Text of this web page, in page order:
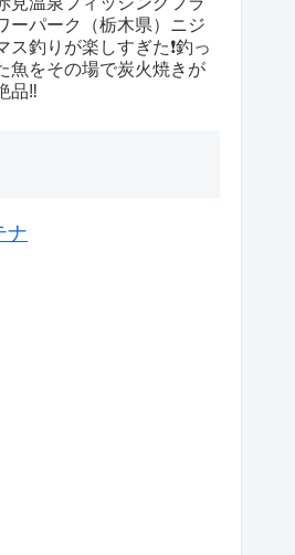
ーパーク（栃木県）ニジ
ス釣りが楽しすぎた❗️釣っ
魚をその場で炭火焼きが
品‼️
ナ